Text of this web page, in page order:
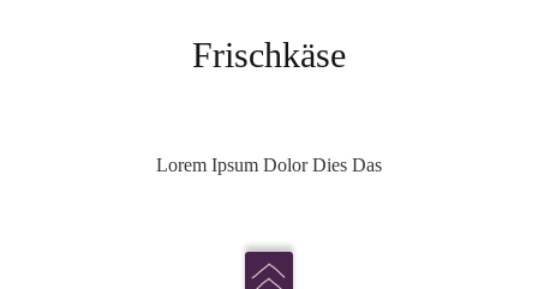
Frischkäse
Lorem Ipsum Dolor Dies Das